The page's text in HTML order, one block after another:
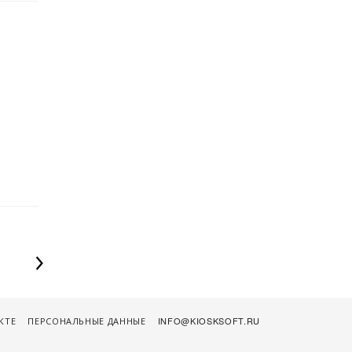
ПЕРСОНАЛЬНЫЕ ДАННЫЕ INFO@KIOSKSOFT.RU